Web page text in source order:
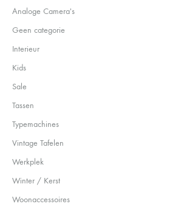
Analoge Camera's
Geen categorie
Interieur
Kids
Sale
Tassen
Typemachines
Vintage Tafelen
Werkplek
Winter / Kerst
Woonaccessoires